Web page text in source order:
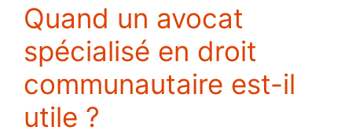
Quand un avocat
spécialisé en droit
communautaire est-il
utile ?